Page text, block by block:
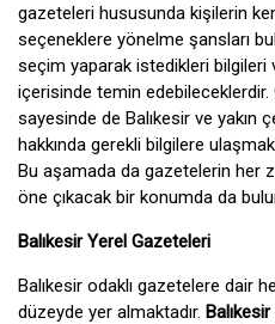
gazeteleri hususunda kişilerin
seçeneklere yönelme şansları
seçim yaparak istedikleri bilgileri
içerisinde temin edebileceklerdir.
sayesinde de Balıkesir ve yakın
hakkında gerekli bilgilere
Bu aşamada da gazetelerin her
öne çıkacak bir konumda da
Balıkesir Yerel Gazeteleri
Balıkesir odaklı gazetelere dair
düzeyde yer almaktadır.